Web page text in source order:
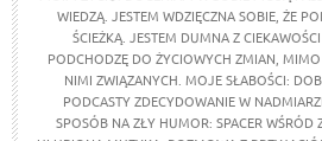
WIEDZĄ. JESTEM WDZIĘCZNA SOBIE, ŻE
ŚCIEŻKĄ. JESTEM DUMNA Z
PODCHODZĘ DO ŻYCIOWYCH ZMIAN,
NIMI ZWIĄZANYCH. MOJE SŁABOŚCI:
PODCASTY ZDECYDOWANIE W
SPOSÓB NA ZŁY HUMOR: SPACER WŚRÓD